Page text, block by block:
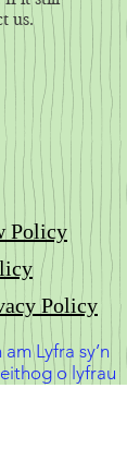
us.
Policy
Policy
Lyfra sy’n
o lyfrau